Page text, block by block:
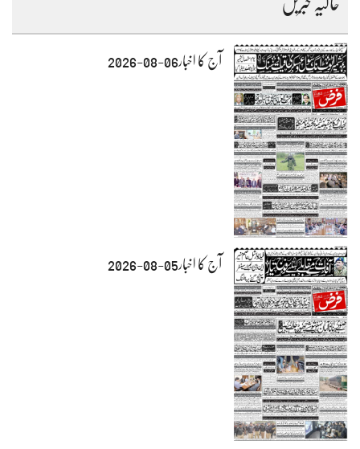
حالیہ خبریں
آج کا اخبار06-08-2026
آج کا اخبار05-08-2026